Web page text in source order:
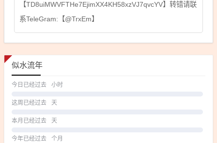
【TD8uiMWVFTHe7EjimXX4KH58xzVJ7qvcYV】转错请联
系TeleGram:【@TrxEm】
似水流年
今日已经过去 小时
这周已经过去 天
本月已经过去 天
今年已经过去 个月